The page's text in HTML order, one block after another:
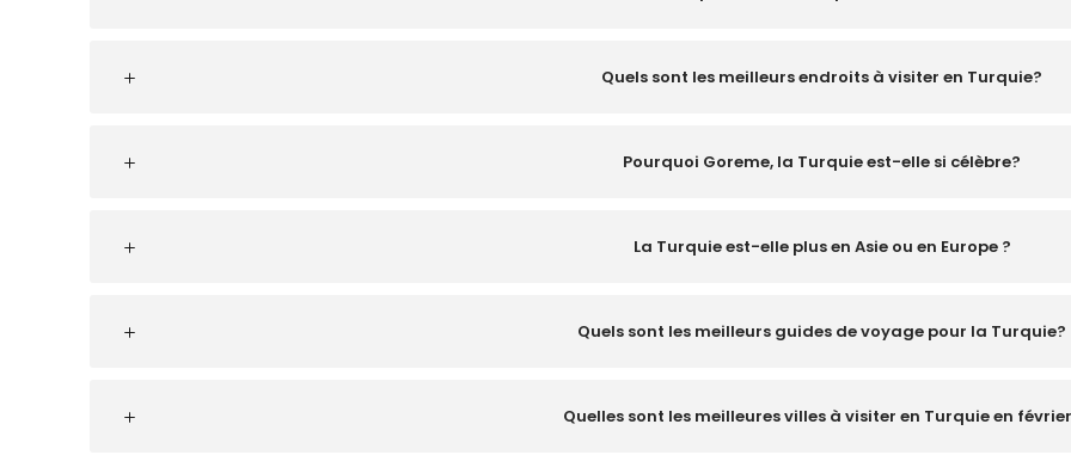
Quels sont les meilleurs endroits à visiter en Turquie?
Pourquoi Goreme, la Turquie est-elle si célèbre?
La Turquie est-elle plus en Asie ou en Europe ?
Quels sont les meilleurs guides de voyage pour la Turquie?
Quelles sont les meilleures villes à visiter en Turquie en